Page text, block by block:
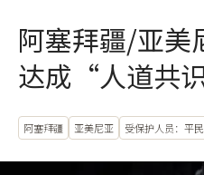
阿塞拜疆/亚美
达成“人道共
阿塞拜疆 亚美尼亚 受保护人员：平民